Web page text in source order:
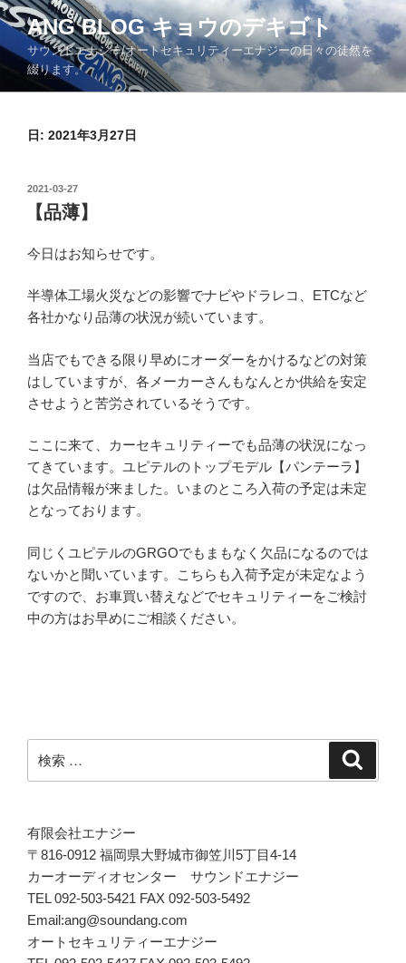
コ
ン
テ
ツ
ANG BLOG キョウのデキゴト
サウンドエナジー/オートセキュリティーエナジーの日々の徒然を
綴ります。
日: 2021年3月27日
投
稿
日:
2021-03-27
【品薄】
今日はお知らせです。
半導体工場火災などの影響でナビやドラレコ、ETCなど
各社かなり品薄の状況が続いています。
当店でもできる限り早めにオーダーをかけるなどの対策
はしていますが、各メーカーさんもなんとか供給を安定
させようと苦労されているそうです。
ここに来て、カーセキュリティーでも品薄の状況になっ
てきています。ユピテルのトップモデル【パンテーラ】
は欠品情報が来ました。いまのところ入荷の予定は未定
となっております。
同じくユピテルのGRGOでもまもなく欠品になるのでは
ないかと聞いています。こちらも入荷予定が未定なよう
ですので、お車買い替えなどでセキュリティーをご検討
中の方はお早めにご相談ください。
索:
有限会社エナジー
〒816-0912 福岡県大野城市御笠川5丁目4-14
カーオーディオセンター サウンドエナジー
TEL 092-503-5421 FAX 092-503-5492
Email:ang@soundang.com
オートセキュリティーエナジー